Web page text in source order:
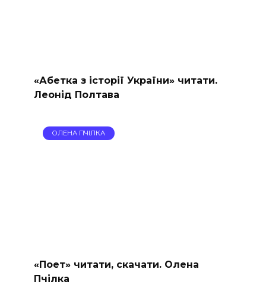
«Абетка з історії України» читати.
Леонід Полтава
ОЛЕНА ПЧІЛКА
«Поет» читати, скачати. Олена
Пчілка